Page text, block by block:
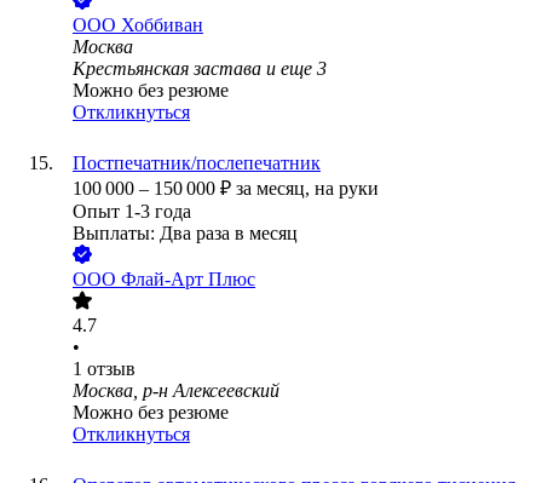
ООО Хоббиван
Москва
Крестьянская застава и еще 3
Можно без резюме
Откликнуться
Постпечатник/послепечатник
100 000 – 150 000 ₽ за месяц, на руки
Опыт 1-3 года
Выплаты: Два раза в месяц
ООО Флай-Арт Плюс
4.7
•
1 отзыв
Москва, р-н Алексеевский
Можно без резюме
Откликнуться